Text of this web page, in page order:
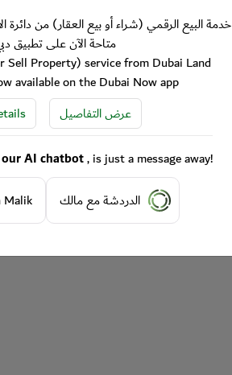
خدمة البيع الرقمي (شراء أو بيع العقار) من
متاحة الآن على تطبيق
Sell Property) service from Dubai Land
available on the Dubai Now app
عرض التفاصيل
AI chatbot, is just a message away!
الدردشة مع مالك